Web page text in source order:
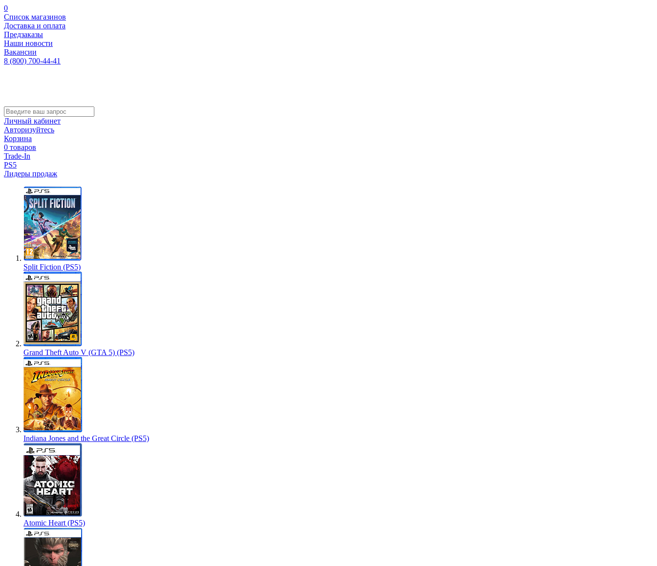
0
Список магазинов
Доставка и оплата
Предзаказы
Наши новости
Вакансии
8 (800) 700-44-41
Личный кабинет
Авторизуйтесь
Корзина
0 товаров
Trade-In
PS5
Лидеры продаж
Split Fiction (PS5)
Grand Theft Auto V (GTA 5) (PS5)
Indiana Jones and the Great Circle (PS5)
Atomic Heart (PS5)